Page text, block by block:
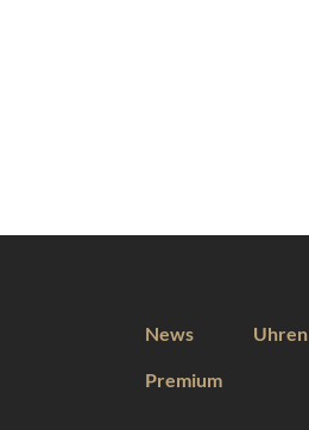
News Uhren
Premium